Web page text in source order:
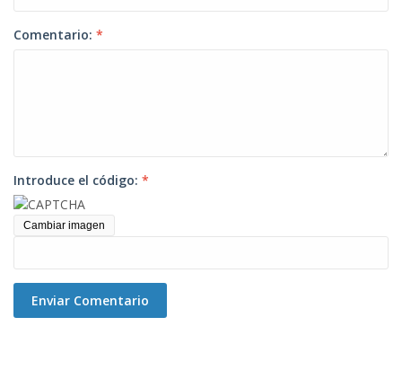
Comentario: *
Introduce el código: *
Cambiar imagen
Enviar Comentario